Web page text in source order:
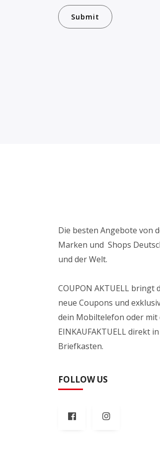
Die besten Angebote von
Marken und Shops
und der Welt.
COUPON AKTUELL bringt
neue Coupons und
dein Mobiltelefon oder mit
EINKAUFAKTUELL direkt
Briefkasten.
FOLLOW US